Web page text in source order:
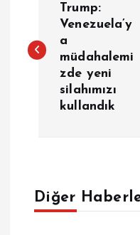
z
z
Trump:
Venezuela’y
a
müdahalemi
zde yeni
silahımızı
kullandık
Diğer